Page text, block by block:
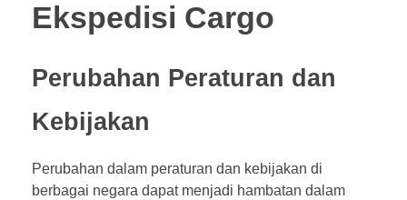
Ekspedisi Cargo
Perubahan Peraturan dan
Kebijakan
Perubahan dalam peraturan dan kebijakan di
berbagai negara dapat menjadi hambatan dalam